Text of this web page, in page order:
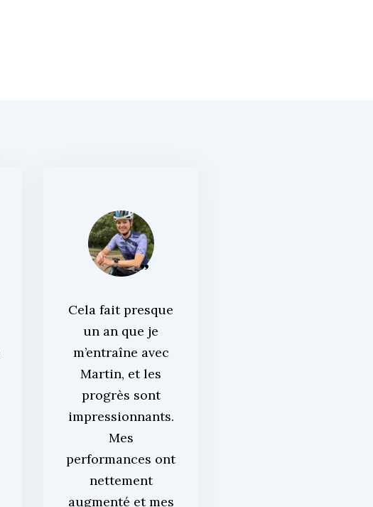
Cela fait presque
un an que je
m’entraîne avec
Martin, et les
progrès sont
impressionnants.
Mes
performances ont
nettement
augmenté et mes